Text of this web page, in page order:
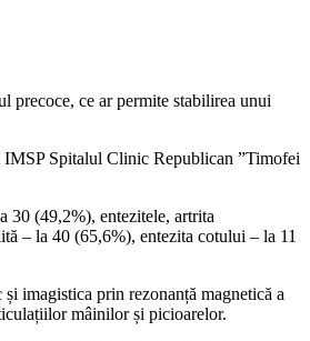
precoce, ce ar permite stabilirea unui
IMSP Spitalul Clinic Republican ”Timofei
30 (49,2%), entezitele, artrita
– la 40 (65,6%), entezita cotului – la 11
imagistica prin rezonanță magnetică a
mâinilor și picioarelor.